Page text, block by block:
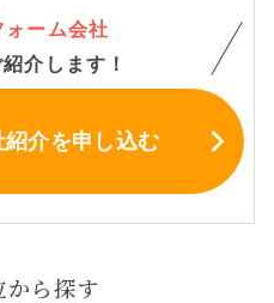
ーム会社
紹介します！
紹介を申し込む
から探す